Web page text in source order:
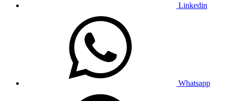
Linkedin
Whatsapp